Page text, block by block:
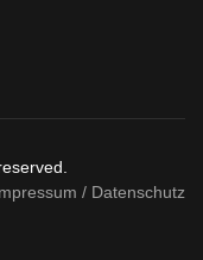
/ Datenschutz